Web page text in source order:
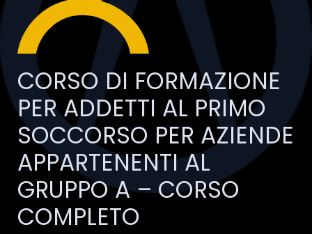
CORSO DI FORMAZIONE
PER ADDETTI AL PRIMO
SOCCORSO PER AZIENDE
APPARTENENTI AL
GRUPPO A – CORSO
COMPLETO